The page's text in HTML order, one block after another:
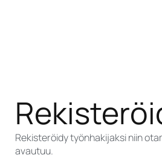
Rekisteröidy työnhakijaksi niin
avautuu.